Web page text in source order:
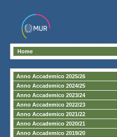
Home
Anno Accademico 2025/26
Anno Accademico 2024/25
Anno Accademico 2023/24
Anno Accademico 2022/23
Anno Accademico 2021/22
Anno Accademico 2020/21
Anno Accademico 2019/20